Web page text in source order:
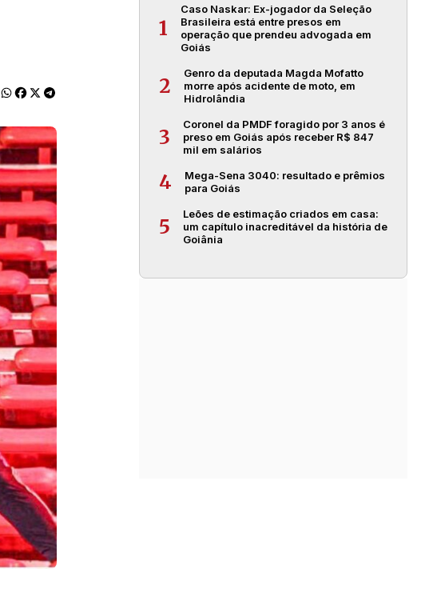
1
Caso Naskar: Ex-jogador da Seleção
Brasileira está entre presos em
operação que prendeu advogada em
Goiás
2
Genro da deputada Magda Mofatto
morre após acidente de moto, em
Hidrolândia
3
Coronel da PMDF foragido por 3 anos é
preso em Goiás após receber R$ 847
mil em salários
4
Mega-Sena 3040: resultado e prêmios
para Goiás
5
Leões de estimação criados em casa:
um capítulo inacreditável da história de
Goiânia